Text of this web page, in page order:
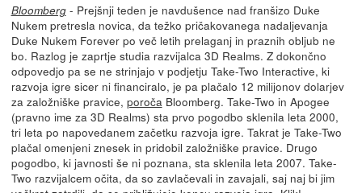
Bloomberg- Prejšnji teden je navdušence nad franšizo Duke
Nukem pretresla novica, da težko pričakovanega nadaljevanja
Duke Nukem Forever po več letih prelaganj in praznih obljub ne
bo. Razlog je zaprtje studia razvijalca 3D Realms. Z dokončno
odpovedjo pa se ne strinjajo v podjetju Take-Two Interactive, ki
razvoja igre sicer ni financiralo, je pa plačalo 12 milijonov dolarjev
za založniške pravice, poroča Bloomberg. Take-Two in Apogee
(pravno ime za 3D Realms) sta prvo pogodbo sklenila leta 2000,
tri leta po napovedanem začetku razvoja igre. Takrat je Take-Two
plačal omenjeni znesek in pridobil založniške pravice. Drugo
pogodbo, ki javnosti še ni poznana, sta sklenila leta 2007. Take-
Two razvijalcem očita, da so zavlačevali in zavajali, saj naj bi jim